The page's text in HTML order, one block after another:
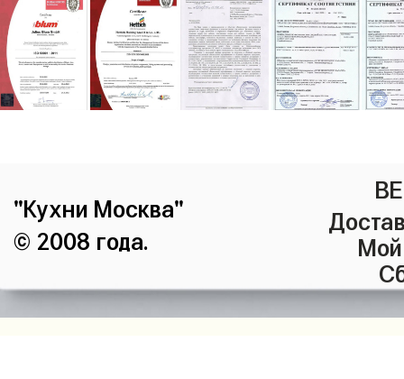
"Кухни Москва"
© 2008 года.